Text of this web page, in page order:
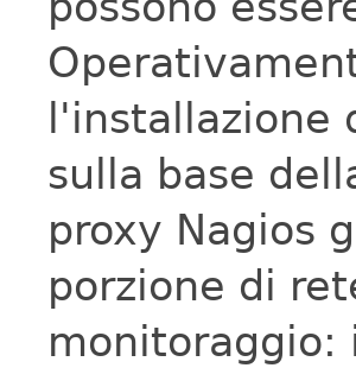
l'installazione
sulla base
proxy Nagios
porzione di